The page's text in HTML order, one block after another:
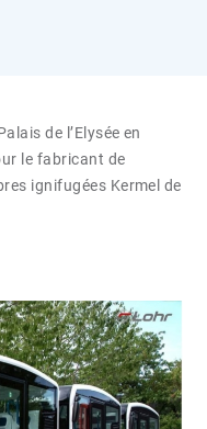
de l’Elysée en
le fabricant de
ignifugées Kermel de